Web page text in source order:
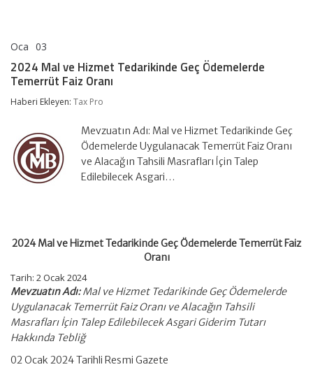
Oca 03
ve
Hizmet
Geç
Temerrüt
Oranı
için
2024 Mal ve Hizmet Tedarikinde Geç Ödemelerde
Temerrüt Faiz Oranı
Haberi Ekleyen: Tax Pro
Mevzuatın Adı: Mal ve Hizmet Tedarikinde Geç
Ödemelerde Uygulanacak Temerrüt Faiz Oranı
ve Alacağın Tahsili Masrafları İçin Talep
Edilebilecek Asgari…
2024 Mal ve Hizmet Tedarikinde Geç Ödemelerde Temerrüt Faiz
Oranı
Tarih: 2 Ocak 2024
Mevzuatın Adı:Mal ve Hizmet Tedarikinde Geç Ödemelerde
Uygulanacak Temerrüt Faiz Oranı ve Alacağın Tahsili
Masrafları İçin Talep Edilebilecek Asgari Giderim Tutarı
Hakkında Tebliğ
02 Ocak 2024 Tarihli Resmi Gazete